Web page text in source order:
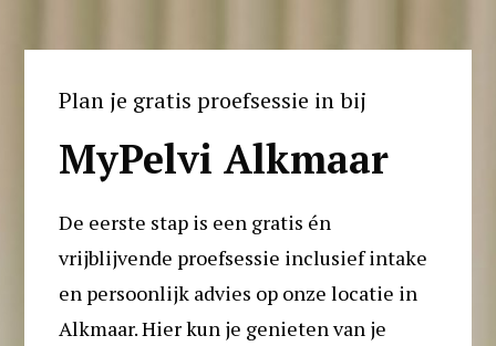
Plan je gratis proefsessie in bij
MyPelvi Alkmaar
De eerste stap is een gratis én
vrijblijvende proefsessie inclusief intake
en persoonlijk advies op onze locatie in
Alkmaar. Hier kun je genieten van je